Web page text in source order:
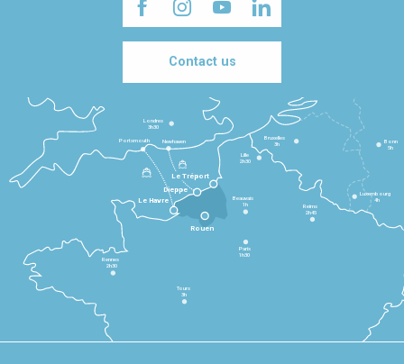
Contact us
Le Havre
Dieppe
Le Tréport
Rennes
2h30
Tours
3h
Paris
1h30
Beauvais
1h
Reims
2h45
Lille
2h30
Bruxelles
3h
Londres
3h30
Newhaven
Portsmouth
Bonn
5h
Luxembourg
4h
Rouen